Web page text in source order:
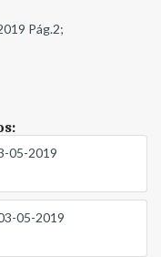
Pág.2;
05-2019
05-2019